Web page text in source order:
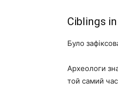
Сiblings
Було
Археологи
той самий